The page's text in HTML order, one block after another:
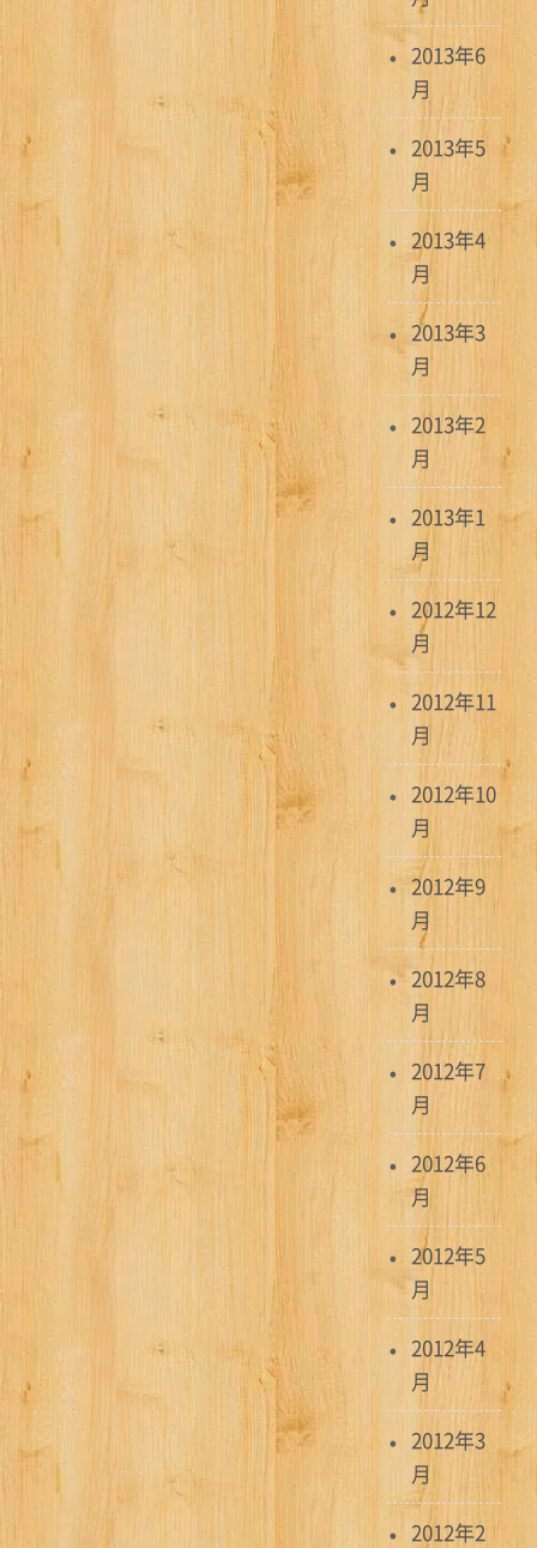
2013年6
月
2013年5
月
2013年4
月
2013年3
月
2013年2
月
2013年1
月
2012年12
月
2012年11
月
2012年10
月
2012年9
月
2012年8
月
2012年7
月
2012年6
月
2012年5
月
2012年4
月
2012年3
月
2012年2